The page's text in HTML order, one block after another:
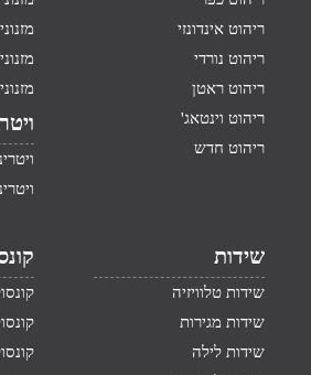
ריהוט אינדונזי
ריהוט נורדי
ריהוט ראטן
ריהוט וינטאג'
ריהוט חדש
שידות
שידות טלוויזיה
שידות מגירות
שידות לילה